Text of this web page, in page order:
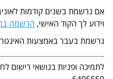
אם נרשמת בשנים קודמות
וידוע לך הקוד האישי, הרשמה
נרשמת בעבר באמצעות
לתמיכה ופניות בנושאי רישום